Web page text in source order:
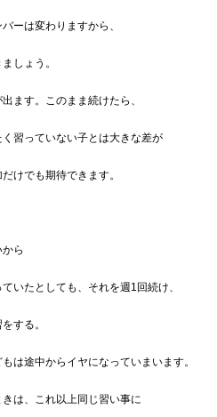
ーは変わりますから、
しょう。
ます。このまま続けたら、
習っていない子とは大きな差が
けでも期待できます。
ら
いたとしても、それを週1回続け、
する。
は途中からイヤになっていまいます。
は、これ以上同じ習い事に